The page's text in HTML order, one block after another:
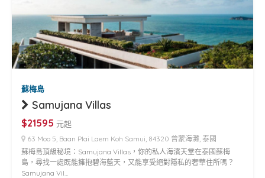
蘇梅島
Samujana Villas
$21595 元起
63 Moo 5, Baan Plai Laem Koh Samui, 84320 曾蒙海灘, 泰國
蘇梅島頂級秘境：Samujana Villas，你的私人海濱天堂在泰國蘇梅
島，尋找一處既能擁抱碧海藍天，又能享受絕對隱私的奢華住所嗎？
Samujana Vil…